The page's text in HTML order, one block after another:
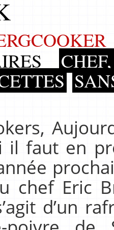
il faut en
chef Eric
d’un